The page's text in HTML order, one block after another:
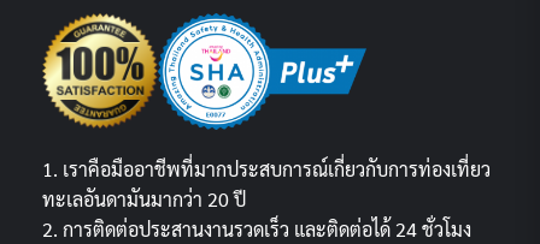
1. เราคือมืออาชีพที่มากประสบการณ์เกี่ยวกับการท่องเที่ยว
ทะเลอันดามันมากว่า 20 ปี
2. การติดต่อประสานงานรวดเร็ว และติดต่อได้ 24 ชั่วโมง